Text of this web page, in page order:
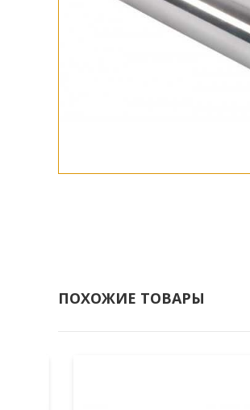
ПОХОЖИЕ ТОВАРЫ